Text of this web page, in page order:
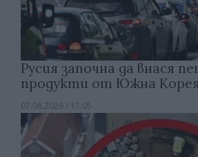
Русия започна да внася
продукти от Южна
07.08.2026 / 17:05